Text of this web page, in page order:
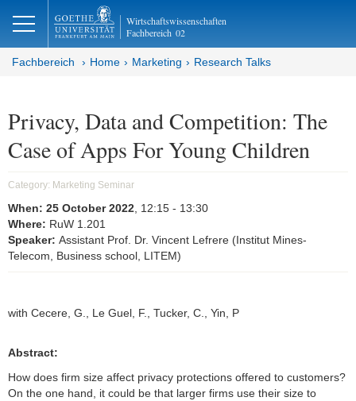
Wirtschaftswissenschaften
Fachbereich 02
Fachbereich Home Marketing Research Talks
Privacy, Data and Competition: The
Case of Apps For Young Children
Category: Marketing Seminar
When: 25 October 2022 , 12:15 - 13:30
Where: RuW 1.201
Speaker: Assistant Prof. Dr. Vincent Lefrere (Institut Mines-
Telecom, Business school, LITEM)
with Cecere, G., Le Guel, F., Tucker, C., Yin, P
Abstract:
How does firm size affect privacy protections offered to customers?
On the one hand, it could be that larger firms use their size to